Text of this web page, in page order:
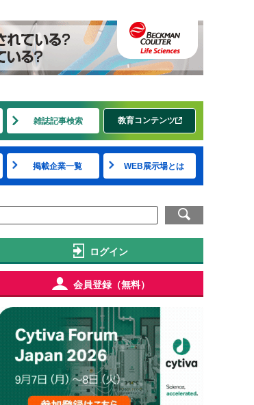
雑誌記事検索 教育コンテンツ
掲載企業一覧 WEB展示場とは
ログイン
会員登録（無料）